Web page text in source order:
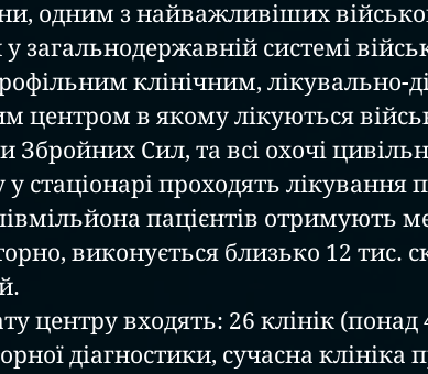
, одним з найважливіших
у загальнодержавній системі
клінічним, лікувально-
центром в якому лікуються
Збройних Сил, та всі охочі
пацієнтів отримують
виконується близько 12 тис.
діагностики, сучасна клініка